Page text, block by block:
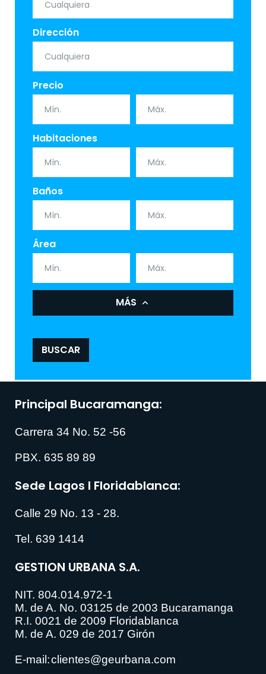
Dirección
Precio
Habitaciones
Baños
Área
MÁS
BUSCAR
Principal Bucaramanga:
Carrera 34 No. 52 -56
PBX. 635 89 89
Sede Lagos I Floridablanca:
Calle 29 No. 13 - 28.
Tel. 639 1414
GESTION URBANA S.A.
NIT. 804.014.972-1
M. de A. No. 03125 de 2003 Bucaramanga
R.I. 0021 de 2009 Floridablanca
M. de A. 029 de 2017 Girón
E-mail:clientes@geurbana.com